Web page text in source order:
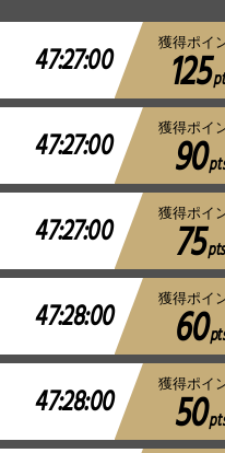
47:27:00 獲得ポイ
125
47:27:00 獲得ポイ
90
47:27:00 獲得ポイ
75
47:28:00 獲得ポイ
60
47:28:00 獲得ポイ
50